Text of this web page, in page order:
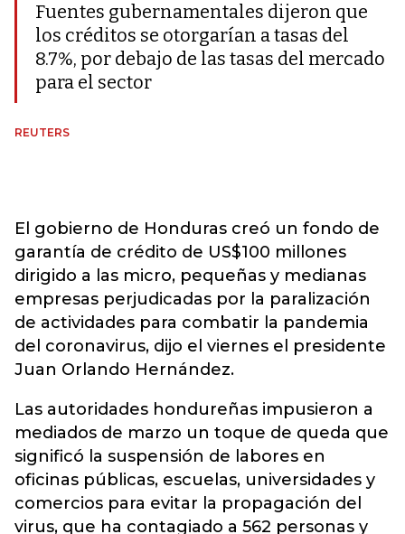
Fuentes gubernamentales dijeron que
los créditos se otorgarían a tasas del
8.7%, por debajo de las tasas del mercado
para el sector
REUTERS
El gobierno de Honduras creó un fondo de
garantía de crédito de US$100 millones
dirigido a las micro, pequeñas y medianas
empresas perjudicadas por la paralización
de actividades para combatir la pandemia
del coronavirus, dijo el viernes el presidente
Juan Orlando Hernández.
Las autoridades hondureñas impusieron a
mediados de marzo un toque de queda que
significó la suspensión de labores en
oficinas públicas, escuelas, universidades y
comercios para evitar la propagación del
virus, que ha contagiado a 562 personas y